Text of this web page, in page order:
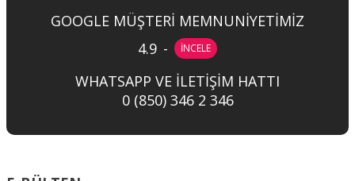
GOOGLE MÜŞTERİ MEMNUNİYETİMİZ
4.9 - İNCELE
WHATSAPP VE İLETİŞİM HATTI
0 (850) 346 2 346